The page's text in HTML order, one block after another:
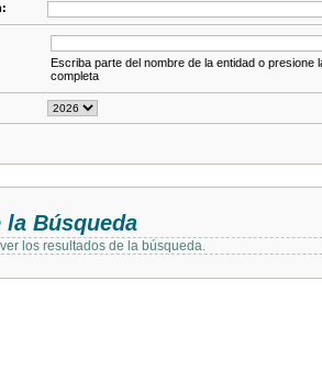
Escriba parte del nombre de la entidad o presione
completa
la Búsqueda
los resultados de la búsqueda.